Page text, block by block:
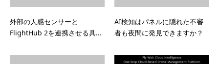
外部の人感センサーと
FlightHub 2を連携させる具...
AI検知はパネルに隠れた不審
者も夜間に発見できますか？